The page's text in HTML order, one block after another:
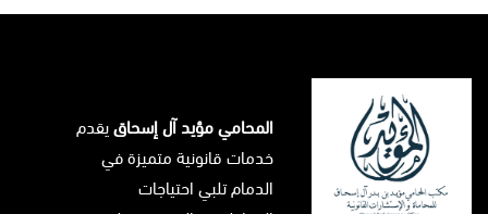
المحامي مؤيد آل إسحاقيقدم
خدمات قانونية متميزة في
الدمام تلبي احتياجات